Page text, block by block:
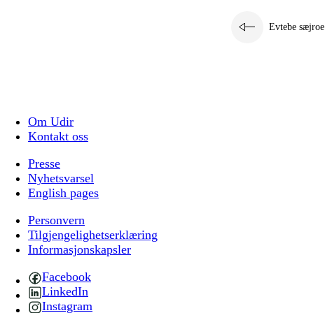
Evtebe sæjroe
Om Udir
Kontakt oss
Presse
Nyhetsvarsel
English pages
Personvern
Tilgjengelighetserklæring
Informasjonskapsler
Facebook
LinkedIn
Instagram